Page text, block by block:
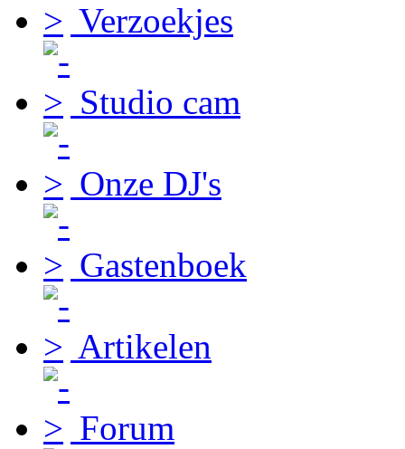
Verzoekjes
Studio cam
Onze DJ's
Gastenboek
Artikelen
Forum